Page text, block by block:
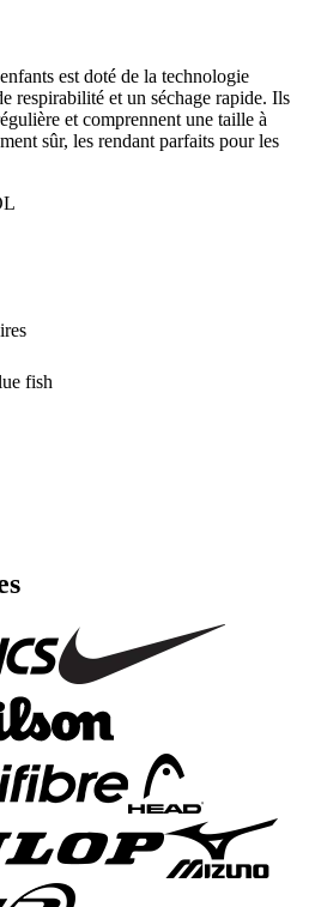
est doté de la technologie
et un séchage rapide. Ils
et comprennent une taille à
sûr, les rendant parfaits pour les
fish